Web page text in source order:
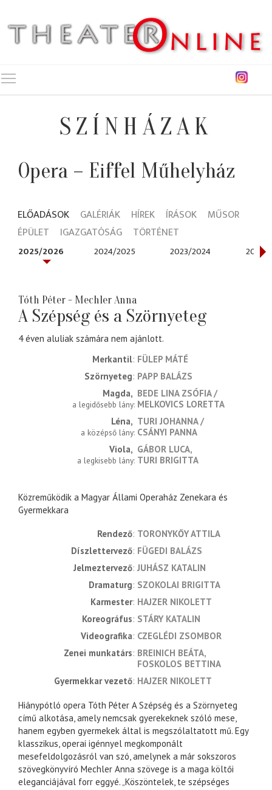
SZÍNHÁZAK
Opera – Eiffel Műhelyház
ELŐADÁSOK GALÉRIÁK HÍREK ÍRÁSOK
MŰSOR
ÉPÜLET
IGAZGATÓSÁG TÖRTÉNET
2025/2026 2024/2025 2023/2024 2021/
Tóth Péter - Mechler Anna
A Szépség és a Szörnyeteg
4 éven aluliak számára nem ajánlott.
Merkantil FÜLEP MÁTÉ
Szörnyeteg PAPP BALÁZS
Magda
a legidősebb lány
BEDE LINA ZSÓFIA
MELKOVICS LORETTA
Léna
a középső lány
TURI JOHANNA
CSÁNYI PANNA
Viola
a legkisebb lány
GÁBOR LUCA
TURI BRIGITTA
Közreműködik a Magyar Állami Operaház Zenekara és
Gyermekkara
rendező TORONYKŐY ATTILA
díszlettervező FÜGEDI BALÁZS
jelmeztervező JUHÁSZ KATALIN
dramaturg SZOKOLAI BRIGITTA
karmester HAJZER NIKOLETT
koreográfus STÁRY KATALIN
videografika CZEGLÉDI ZSOMBOR
zenei munkatárs BREINICH BEÁTA
FOSKOLOS BETTINA
gyermekkar vezető HAJZER NIKOLETT
Hiánypótló opera Tóth Péter A Szépség és a Szörnyeteg
című alkotása, amely nemcsak gyerekeknek szóló mese,
hanem egyben gyermekek által is megszólaltatott mű. Egy
klasszikus, operai igénnyel megkomponált
mesefeldolgozásról van szó, amelynek a már sokszoros
szövegkönyvíró Mechler Anna szövege is a maga költői
eleganciájával forr eggyé. „Köszöntelek, te szépséges